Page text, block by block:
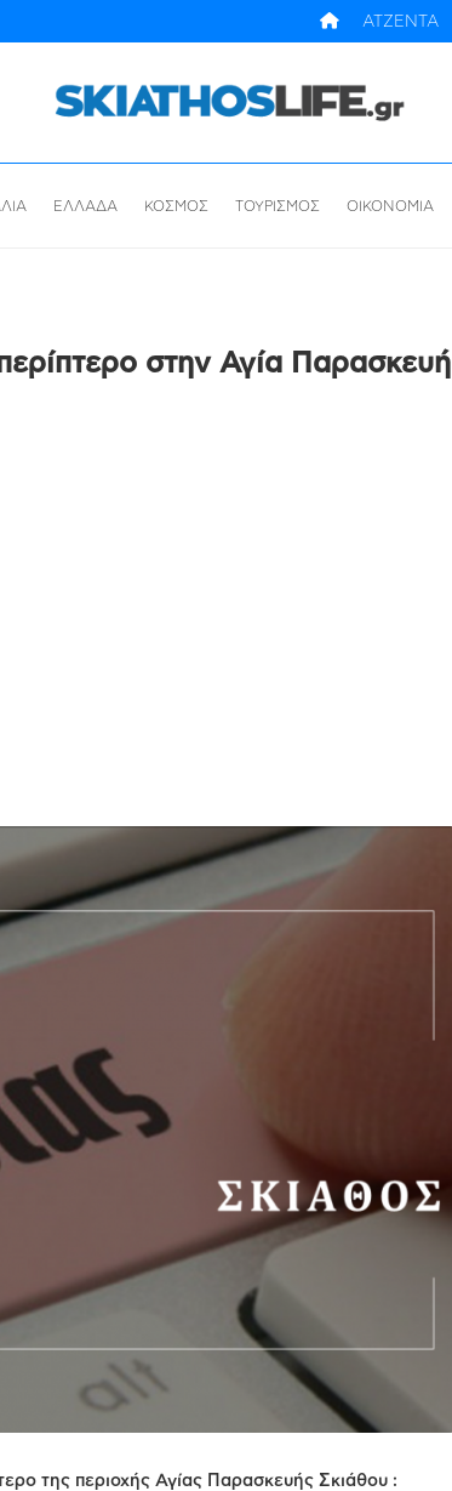
ΑΤΖΕΝΤΑ
ΕΛΛΑΔΑ ΚΟΣΜΟΣ ΤΟΥΡΙΣΜΟΣ ΟΙΚΟΝΟΜΙΑ
στην Αγία Παρασκευή
της περιοχής Αγίας Παρασκευής Σκιάθου :